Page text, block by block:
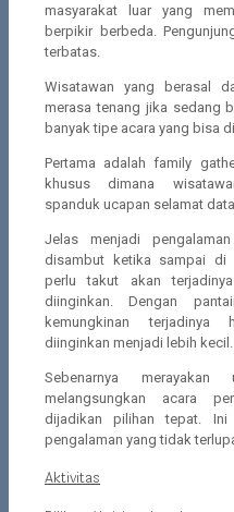
masyarakat luar yang
berpikir berbeda.
terbatas.
Wisatawan yang berasal
merasa tenang jika sedang
banyak tipe acara yang bisa
Pertama adalah family
khusus dimana
spanduk ucapan selamat
Jelas menjadi
disambut ketika sampai di
perlu takut akan
diinginkan. Dengan
kemungkinan terjadinya
diinginkan menjadi lebih kecil.
Sebenarnya
melangsungkan acara
dijadikan pilihan tepat.
pengalaman yang tidak
Aktivitas